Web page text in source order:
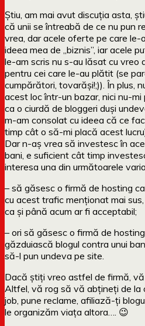
Știu, am mai avut discuția asta,
că unii se întreabă de ce nu pun
vrea, dar acele oferte pe care le-
ideea mea de „biznis”, iar acele
le-am scris nu s-au lăsat cu vreo
pentru cei care le-au plătit (se
cumpărători, tovarăși!;)). În plus,
acest loc într-un bazar, nici nu-mi
ca o ciurdă de bloggeri duși
m-am consolat cu ideea că ce
timp cât o să-mi placă acest
Dar n-aș vrea să investesc în
bani, e suficient cât timp
interesa una din următoarele
– să găsesc o firmă de hosting
cu acest trafic menționat mai
ca și până acum ar fi acceptabil;
– ori să găsesc o firmă de
găzduiască blogul contra unui
să-l pun undeva pe site.
Dacă știți vreo astfel de firmă,
Altfel, vă rog să vă abțineți de la
job, pune reclame, afiliază-ți
le organizăm viața altora…. 😉